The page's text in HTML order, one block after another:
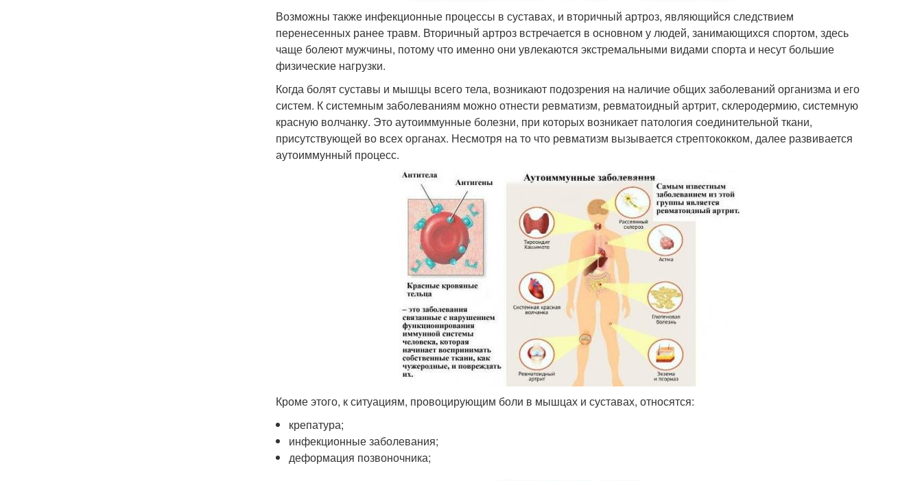
Возможны также инфекционные процессы в суставах, и вторичный артроз, являющийся следствием
перенесенных ранее травм. Вторичный артроз встречается в основном у людей, занимающихся спортом, здесь
чаще болеют мужчины, потому что именно они увлекаются экстремальными видами спорта и несут большие
физические нагрузки.
Когда болят суставы и мышцы всего тела, возникают подозрения на наличие общих заболеваний организма и его
систем. К системным заболеваниям можно отнести ревматизм, ревматоидный артрит, склеродермию, системную
красную волчанку. Это аутоиммунные болезни, при которых возникает патология соединительной ткани,
присутствующей во всех органах. Несмотря на то что ревматизм вызывается стрептококком, далее развивается
аутоиммунный процесс.
Кроме этого, к ситуациям, провоцирующим боли в мышцах и суставах, относятся:
крепатура;
инфекционные заболевания;
деформация позвоночника;